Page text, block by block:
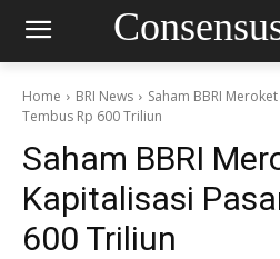
Home BRI News
Saham BBRI
Tembus Rp 600 Triliun
Saham BBRI
Kapitalisasi
600 Triliun